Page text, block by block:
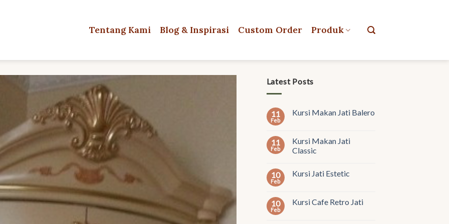
Tentang Kami Blog & Inspirasi Custom Order Produk
Latest Posts
11
Feb
Kursi Makan Jati Balero
11
Feb
Kursi Makan Jati
Classic
10
Feb
Kursi Jati Estetic
10
Feb
Kursi Cafe Retro Jati